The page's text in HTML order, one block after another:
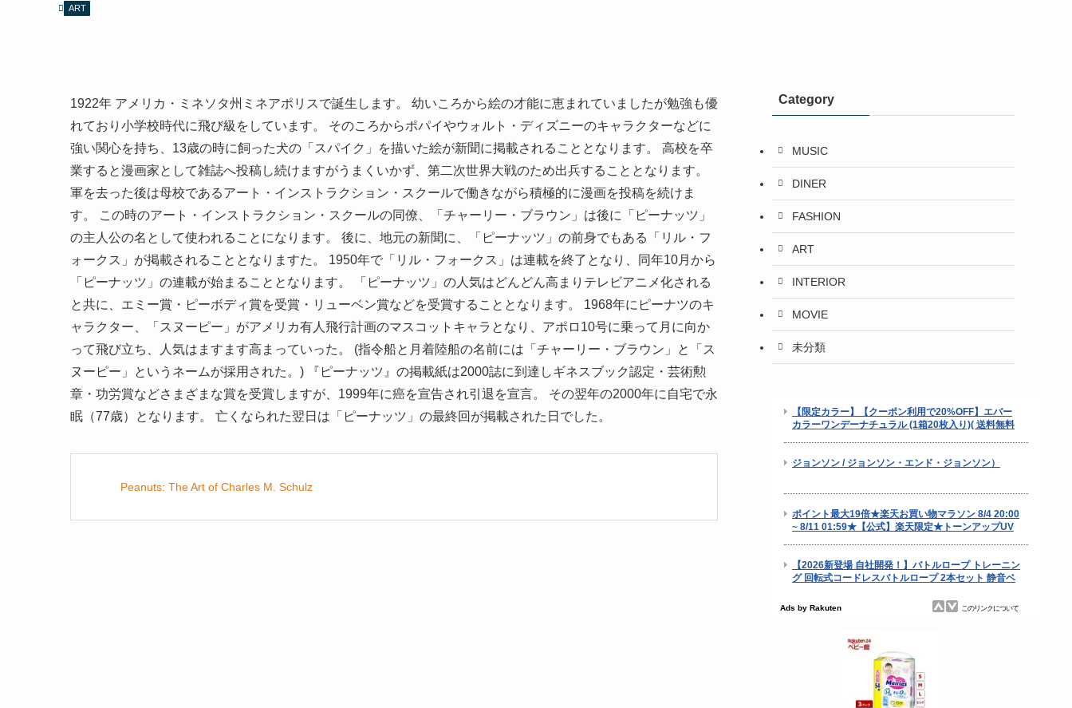
ART
1922年 アメリカ・ミネソタ州ミネアポリスで誕生します。 幼いころから絵の才能に恵まれていましたが勉強も優
れており小学校時代に飛び級をしています。 そのころからポパイやウォルト・ディズニーのキャラクターなどに
強い関心を持ち、13歳の時に飼った犬の「スパイク」を描いた絵が新聞に掲載されることとなります。 高校を卒
業すると漫画家として雑誌へ投稿し続けますがうまくいかず、第二次世界大戦のため出兵することとなります。
軍を去った後は母校であるアート・インストラクション・スクールで働きながら積極的に漫画を投稿を続けま
す。 この時のアート・インストラクション・スクールの同僚、「チャーリー・ブラウン」は後に「ピーナッツ」
の主人公の名として使われることになります。 後に、地元の新聞に、「ピーナッツ」の前身でもある「リル・フ
ォークス」が掲載されることとなりますた。 1950年で「リル・フォークス」は連載を終了となり、同年10月から
「ピーナッツ」の連載が始まることとなります。 「ピーナッツ」の人気はどんどん高まりテレビアニメ化される
と共に、エミー賞・ピーボディ賞を受賞・リューベン賞などを受賞することとなります。 1968年にピーナツのキ
ャラクター、「スヌーピー」がアメリカ有人飛行計画のマスコットキャラとなり、アポロ10号に乗って月に向か
って飛び立ち、人気はますます高まっていった。 (指令船と月着陸船の名前には「チャーリー・ブラウン」と「ス
ヌーピー」というネームが採用された。) 『ピーナッツ』の掲載紙は2000誌に到達しギネスブック認定・芸術勲
章・功労賞などさまざまな賞を受賞しますが、1999年に癌を宣告され引退を宣言。 その翌年の2000年に自宅で永
眠（77歳）となります。 亡くなられた翌日は「ピーナッツ」の最終回が掲載された日でした。
Peanuts: The Art of Charles M. Schulz
Category
MUSIC
DINER
FASHION
ART
INTERIOR
MOVIE
未分類